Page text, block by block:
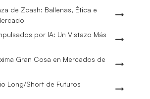
de Zcash: Ballenas, Ética e
por IA: Un Vistazo Más
Gran Cosa en Mercados de
Long/Short de Futuros